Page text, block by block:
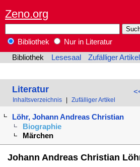
Zeno.org
Bibliothek
Nur in Literatur
Bibliothek
Lesesaal Zufälliger Artikel
Literatur
Inhaltsverzeichnis Zufälliger Artikel
Löhr, Johann Andreas Christian
Biographie
Märchen
Johann Andreas Christian